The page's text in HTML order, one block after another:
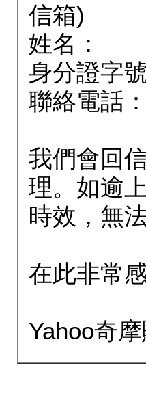
信箱)
姓名：
身分證字號
聯絡電話：
我們會回
理。如逾
時效，無
在此非常
Yahoo奇